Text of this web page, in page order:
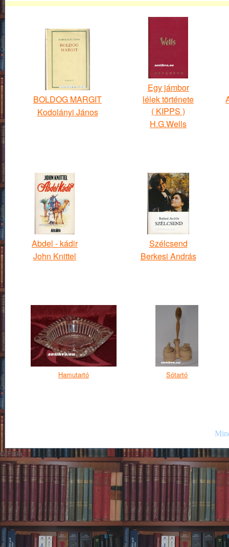
BOLDOG MARGIT
Kodolányi János
Egy jámbor
lélek története
( KIPPS )
H.G.Wells
Abdel - kádir
John Knittel
Szélcsend
Berkesi András
Hamutartó Sótartó
GIF89a;